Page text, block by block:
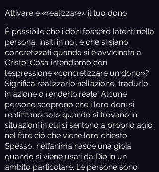
Attivare e «realizzare» il tuo dono
È possibile che i doni fossero latenti nella
persona, insiti in noi, e che si siano
concretizzati quando si è avvicinata a
Cristo. Cosa intendiamo con
l’espressione «concretizzare un dono»?
Significa realizzarlo nell’azione, tradurlo
in azione o renderlo reale. Alcune
persone scoprono che i loro doni si
realizzano solo quando si trovano in
situazioni in cui si sentono a proprio agio
nel fare ciò che viene loro chiesto.
Spesso, nell’anima nasce una gioia
quando si viene usati da Dio in un
ambito particolare. Le persone sono